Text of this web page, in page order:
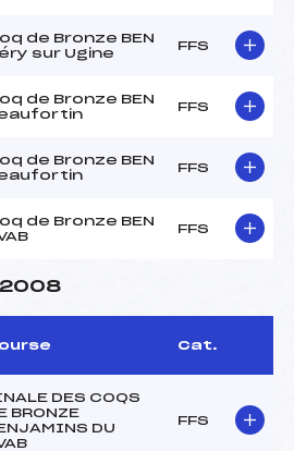
de Bronze BEN
sur Ugine
FFS
de Bronze BEN
FFS
de Bronze BEN
FFS
de Bronze BEN
FFS
2008
Cat.
DES COQS
BRONZE
DU
FFS